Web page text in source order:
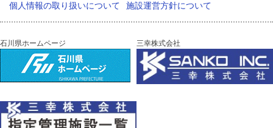
個人情報の取り扱いについて 施設運営方針について
石川県ホームページ 三幸株式会社